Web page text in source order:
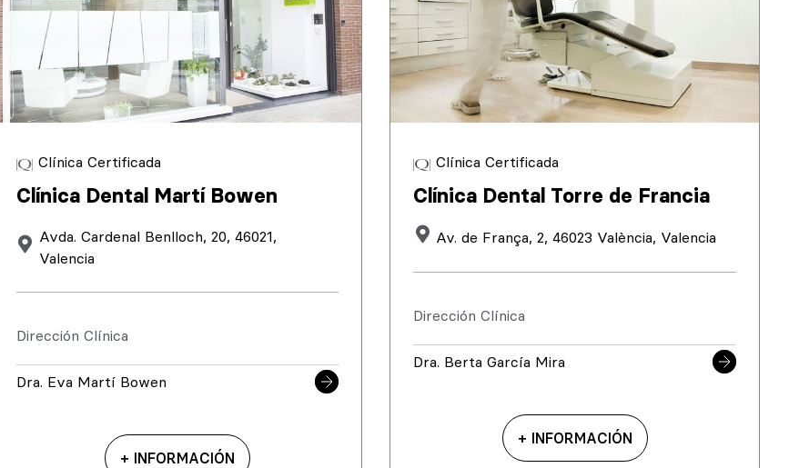
Clínica Certificada
Clínica Dental Martí Bowen
Avda. Cardenal Benlloch, 20, 46021,
Valencia
Dirección Clínica
Dra. Eva Martí Bowen
+ INFORMACIÓN
Clínica Certificada
Clínica Dental Torre de Francia
Av. de França, 2, 46023 València, Valencia
Dirección Clínica
Dra. Berta García Mira
+ INFORMACIÓN